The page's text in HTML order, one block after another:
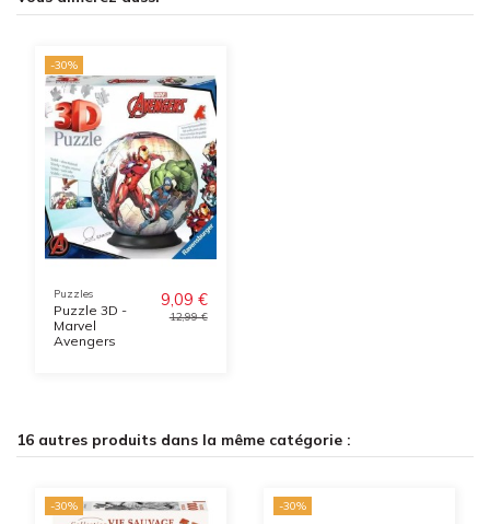
-30%
Puzzles
Puzzle 3D -
Marvel
Avengers
9,09 €
12,99 €
16 autres produits dans la même catégorie :
-30% -30%